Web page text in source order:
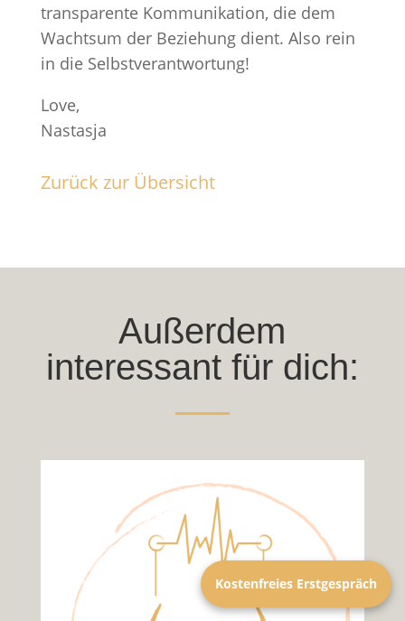
transparente Kommunikation, die dem
Wachtsum der Beziehung dient. Also rein
in die Selbstverantwortung!
Love,
Nastasja
Zurück zur Übersicht
Außerdem
interessant für dich:
Kostenfreies Erstgespräch